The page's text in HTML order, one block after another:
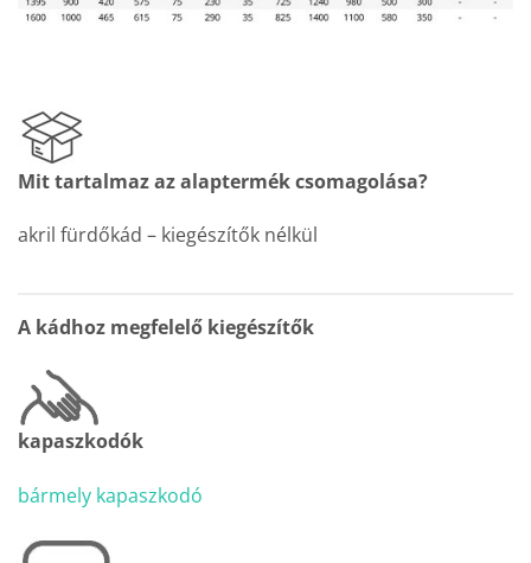
Mit tartalmaz az alaptermék csomagolása?
akril fürdőkád – kiegészítők nélkül
A kádhoz megfelelő kiegészítők
kapaszkodók
bármely kapaszkodó